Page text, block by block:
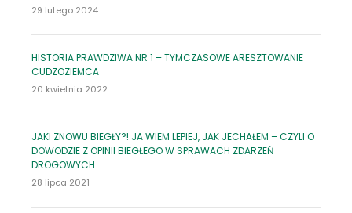
29 lutego 2024
HISTORIA PRAWDZIWA NR 1 – TYMCZASOWE ARESZTOWANIE
CUDZOZIEMCA
20 kwietnia 2022
JAKI ZNOWU BIEGŁY?! JA WIEM LEPIEJ, JAK JECHAŁEM – CZYLI O
DOWODZIE Z OPINII BIEGŁEGO W SPRAWACH ZDARZEŃ
DROGOWYCH
28 lipca 2021